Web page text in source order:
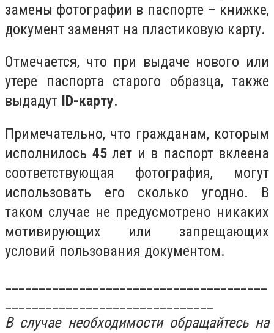
замены фотографии в паспорте – книжке,
документ заменят на пластиковую карту.
Отмечается, что при выдаче нового или
утере паспорта старого образца, также
выдадут ID-карту.
Примечательно, что гражданам, которым
исполнилось 45лет и в паспорт вклеена
соответствующая фотография, могут
использовать его сколько угодно. В
таком случае не предусмотрено никаких
мотивирующих или запрещающих
условий пользования документом.
В случае необходимости обращайтесь на